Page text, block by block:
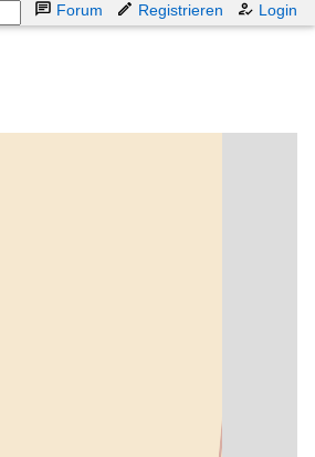
Forum Registrieren Login